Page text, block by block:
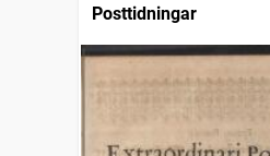
Posttidningar